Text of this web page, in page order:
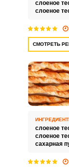
слоеное
слоеное
СМОТРЕТЬ
слоеное
слоеное
сахарная